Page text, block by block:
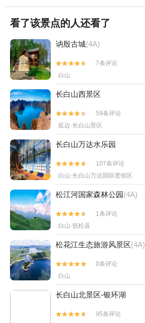
看了该景点的人还看了
讷殷古城(4A)


7条评论
白山
长白山西景区


59条评论
延边·长白山景区
长白山万达水乐园


107条评论
白山·长白山万达国际度假区
松江河国家森林公园(4A)


1条评论
白山·抚松县
松花江生态旅游风景区(4A)


0条评论
白山
长白山北景区-银环湖


95条评论